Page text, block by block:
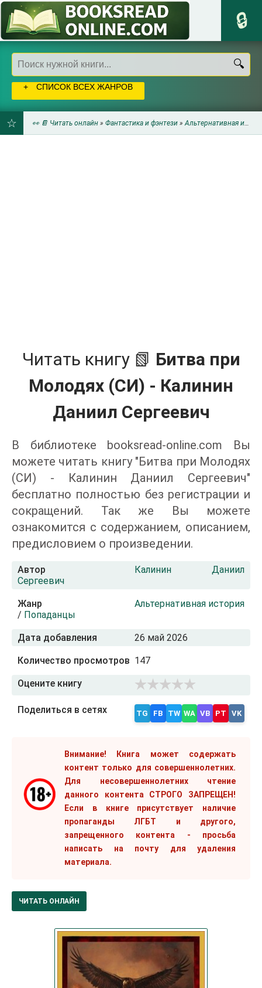
СПИСОК ВСЕХ ЖАНРОВ
👀 📔 Читать онлайн » Фантастика и фэнтези »Альтернативная история
Читать книгу 📗 Битва при
Молодях (СИ) - Калинин
Даниил Сергеевич
В библиотеке booksread-online.com Вы
можете читать книгу "Битва при Молодях
(СИ) - Калинин Даниил Сергеевич"
бесплатно полностью без регистрации и
сокращений. Так же Вы можете
ознакомится с содержанием, описанием,
предисловием о произведении.
Автор
Калинин Даниил
Сергеевич
Жанр
Альтернативная история
/ Попаданцы
Дата добавления 26 май 2026
Количество просмотров 147
Оцените книгу
Поделиться в сетях TG FB TW WA VB PT VK
Внимание! Книга может содержать
контент только для совершеннолетних.
Для несовершеннолетних чтение
данного контента СТРОГО ЗАПРЕЩЕН!
Если в книге присутствует наличие
пропаганды ЛГБТ и другого,
запрещенного контента - просьба
написать на почту для удаления
материала.
ЧИТАТЬ ОНЛАЙН